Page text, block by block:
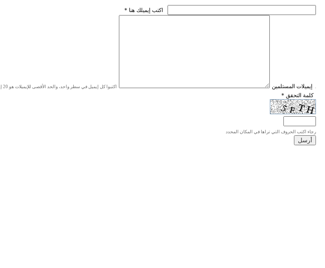
* اكتب إيميلك هنا
* إيميلات المستلمين اكتبوا كل إيميل في سطر واحد، والحد الأقصى للإيميلات هو 20 إيميلا.
* كلمة التحقق
رجاء اكتب الحروف التي تراها في المكان المحدد